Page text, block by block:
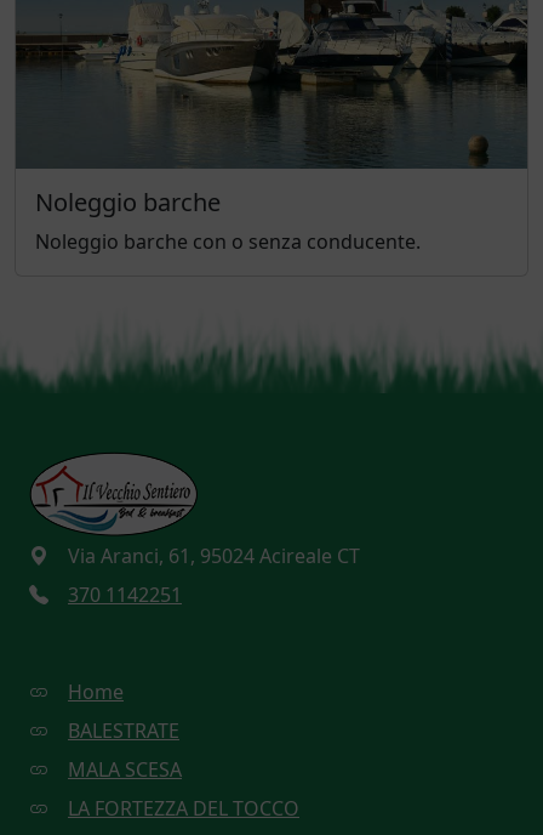
Noleggio barche
Noleggio barche con o senza conducente.
Via Aranci, 61, 95024 Acireale CT
370 1142251
Home
BALESTRATE
MALA SCESA
LA FORTEZZA DEL TOCCO